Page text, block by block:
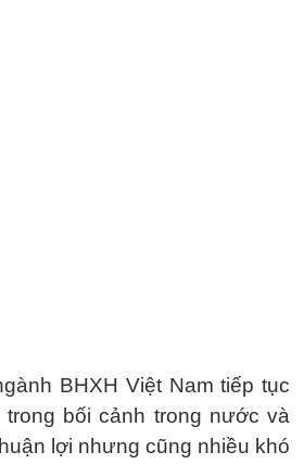
BHXH Việt Nam tiếp tục
bối cảnh trong nước và
lợi nhưng cũng nhiều khó